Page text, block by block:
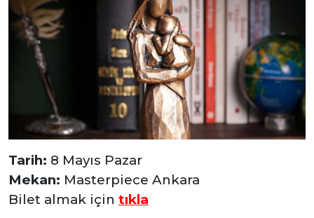
Tarih: 8 Mayıs Pazar
Mekan: Masterpiece Ankara
Bilet almak için tıkla